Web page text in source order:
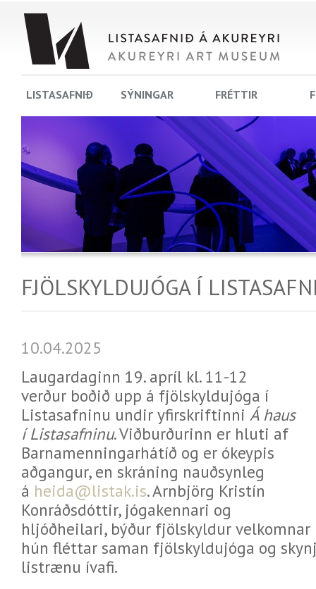
FJÖLSKYLDUJÓGA Í
10.04.2025
Laugardaginn 19. apríl kl. 11-12
verður boðið upp á fjölskyldujóga í
Listasafninu undir yfirskriftinni Á haus
í Listasafninu. Viðburðurinn er hluti af
Barnamenningarhátíð og er ókeypis
aðgangur, en skráning nauðsynleg
á heida@listak.is. Arnbjörg Kristín
Konráðsdóttir, jógakennari og
hljóðheilari, býður fjölskyldur velkomnar
hún fléttar saman fjölskyldujóga og
listrænu ívafi.
LISTASAFNIÐ SÝNINGAR FRÉTTIR